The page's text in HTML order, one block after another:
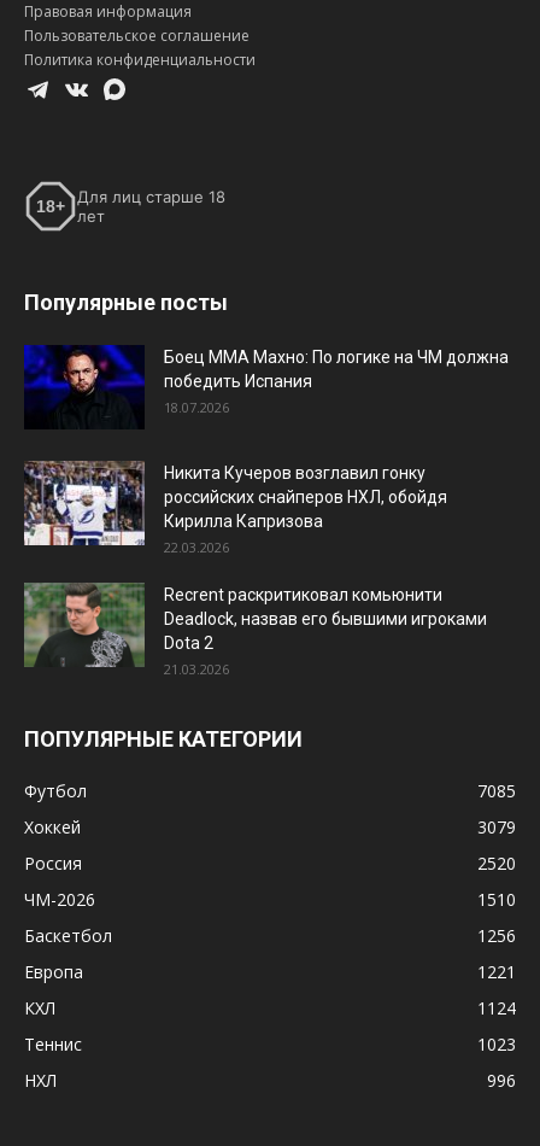
Правовая информация
Пользовательское соглашение
Политика конфиденциальности
18+
Для лиц старше 18
лет
Популярные посты
Боец ММА Махно: По логике на ЧМ должна
победить Испания
18.07.2026
Никита Кучеров возглавил гонку
российских снайперов НХЛ, обойдя
Кирилла Капризова
22.03.2026
Recrent раскритиковал комьюнити
Deadlock, назвав его бывшими игроками
Dota 2
21.03.2026
ПОПУЛЯРНЫЕ КАТЕГОРИИ
Футбол
7085
Хоккей
3079
Россия
2520
ЧМ-2026
1510
Баскетбол
1256
Европа
1221
КХЛ
1124
Теннис
1023
НХЛ
996